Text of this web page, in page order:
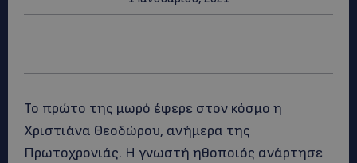
Το πρώτο της μωρό έφερε στον κόσμο η
Χριστιάνα Θεοδώρου, ανήμερα της
Πρωτοχρονιάς. Η γνωστή ηθοποιός ανάρτησε